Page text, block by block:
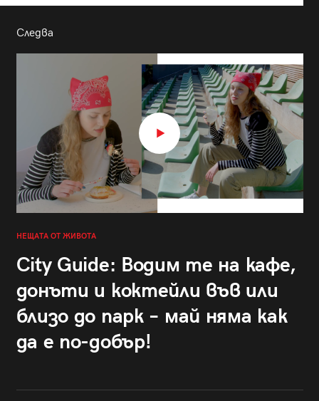
Следва
НЕЩАТА ОТ ЖИВОТА
City Guide: Водим те на кафе,
донъти и коктейли във или
близо до парк – май няма как
да е по-добър!